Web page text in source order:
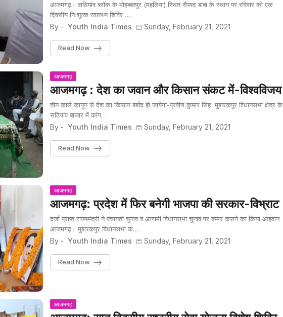
आजमगढ़। सठियांव ब्लॉक के मोहब्बतपुर (महलिया) स्थित सैय्यद बाबा के स्थान पर रविवार को एक
दिवसीय निःशुल्क स्वास्थ्य शिविर …
By - Youth India Times Sunday, February 21, 2021
Read Now
आजमगढ़
आजमगढ़ : देश का जवान और किसान संकट में-विश्वविजय
तीन काले कानून से देश का किसान बर्बाद हो जायेगा-प्रवीण कुमार सिंह मुबारकपुर विधानसभा क्षेत्र के
सठियांव बाजार में कांग…
By - Youth India Times Sunday, February 21, 2021
Read Now
आजमगढ़
आजमगढ़: प्रदेश में फिर बनेगी भाजपा की सरकार-विभ्राट
दर्जा प्राप्त राज्यमंत्री ने पंचायती चुनाव व आगामी विधानसभा चुनाव पर कमर कसने का किया आहवान
आजमगढ़। मुबारकपुर विधानसभा क…
By - Youth India Times Sunday, February 21, 2021
Read Now
आजमगढ़